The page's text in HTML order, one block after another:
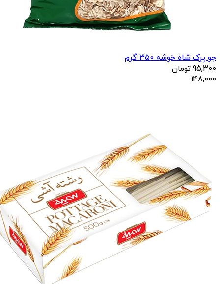
جو پرک شاه خوشه 350 گرم
95,300 تومان
148,000